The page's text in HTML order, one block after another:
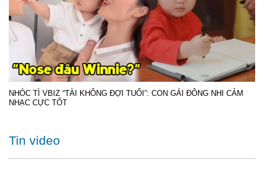
NHÓC TÌ VBIZ “TÀI KHÔNG ĐỢI TUỔI”: CON GÁI ĐÔNG NHI CẢM
NHẠC CỰC TỐT
Tin video